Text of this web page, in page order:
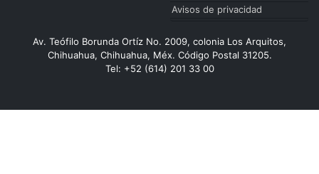
Avisos de privacidad
Av. Teófilo Borunda Ortíz No. 2009, colonia Los Arquitos,
Chihuahua, Chihuahua, Méx. Código Postal 31205.
Tel: +52 (614) 201 33 00